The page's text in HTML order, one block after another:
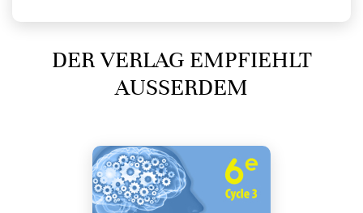
DER VERLAG EMPFIEHLT
AUSSERDEM